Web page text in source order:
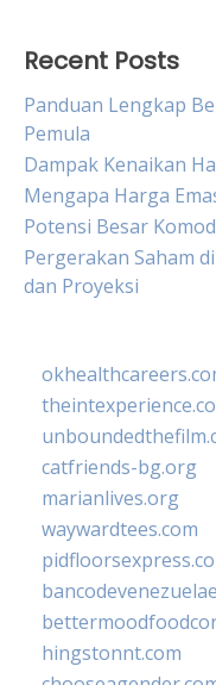
Recent Posts
Panduan Lengkap
Pemula
Dampak Kenaikan
Mengapa Harga
Potensi Besar
Pergerakan Saham
dan Proyeksi
catfriends-bg.org
marianlives.org
waywardtees.com
hingstonnt.com